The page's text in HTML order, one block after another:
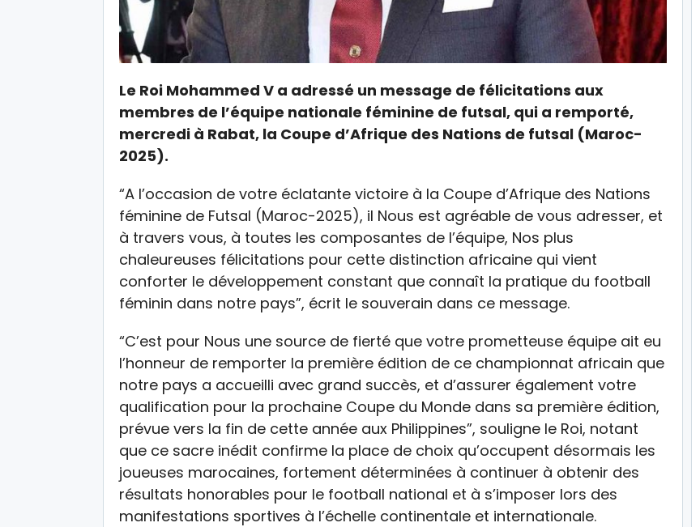
Le Roi Mohammed V a adressé un message de félicitations aux
membres de l’équipe nationale féminine de futsal, qui a remporté,
mercredi à Rabat, la Coupe d’Afrique des Nations de futsal (Maroc-
2025).
“A l’occasion de votre éclatante victoire à la Coupe d’Afrique des Nations
féminine de Futsal (Maroc-2025), il Nous est agréable de vous adresser, et
à travers vous, à toutes les composantes de l’équipe, Nos plus
chaleureuses félicitations pour cette distinction africaine qui vient
conforter le développement constant que connaît la pratique du football
féminin dans notre pays”, écrit le souverain dans ce message.
“C’est pour Nous une source de fierté que votre prometteuse équipe ait eu
l’honneur de remporter la première édition de ce championnat africain que
notre pays a accueilli avec grand succès, et d’assurer également votre
qualification pour la prochaine Coupe du Monde dans sa première édition,
prévue vers la fin de cette année aux Philippines”, souligne le Roi, notant
que ce sacre inédit confirme la place de choix qu’occupent désormais les
joueuses marocaines, fortement déterminées à continuer à obtenir des
résultats honorables pour le football national et à s’imposer lors des
manifestations sportives à l’échelle continentale et internationale.